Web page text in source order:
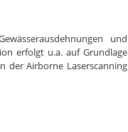
und
erfolgt u.a. auf Grundlage
der Airborne Laserscanning